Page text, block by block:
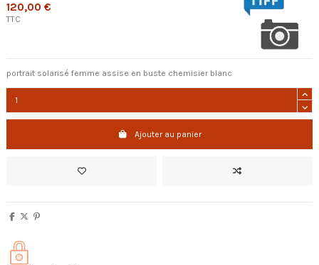
120,00 €
TTC
portrait solarisé femme assise en buste chemisier blanc
Ajouter au panier